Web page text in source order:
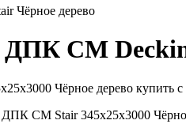
Чёрное дерево
CM
Чёрное дерево купить
CM Stair 345х25х3000